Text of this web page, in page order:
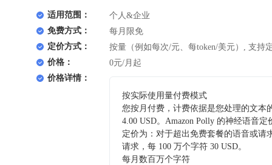
适用范围：
个人&企业
免费方式：
每月限免
定价方式：
按量（例如每次/元、每token/美元）, 支持
价格：
0元/月起
价格详情：
按实际使用量付费模式
您按月付费，计费依据是您处理的文本
4.00 USD。Amazon Polly 的神经语音
定价为：对于超出免费套餐的语音或请
请求，每 100 万个字符 30 USD。
每月数百万个字符